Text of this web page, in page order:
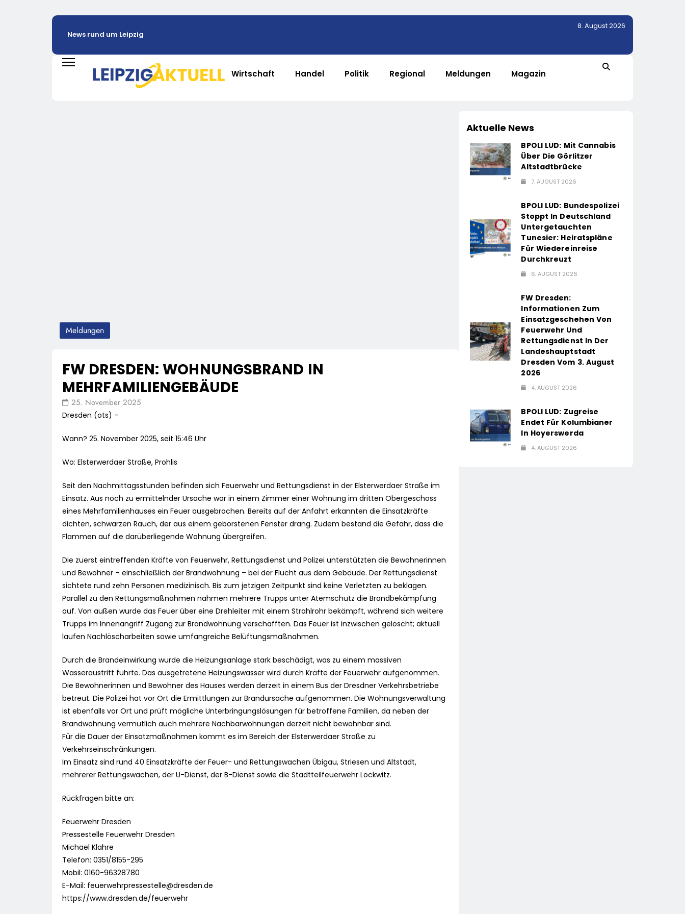
News rund um Leipzig
8. August 2026
Wirtschaft Handel Politik Regional Meldungen Magazin
Meldungen
FW DRESDEN: WOHNUNGSBRAND IN
MEHRFAMILIENGEBÄUDE
25. November 2025
Dresden (ots) –
Wann? 25. November 2025, seit 15:46 Uhr
Wo: Elsterwerdaer Straße, Prohlis
Seit den Nachmittagsstunden befinden sich Feuerwehr und Rettungsdienst in der Elsterwerdaer Straße im
Einsatz. Aus noch zu ermittelnder Ursache war in einem Zimmer einer Wohnung im dritten Obergeschoss
eines Mehrfamilienhauses ein Feuer ausgebrochen. Bereits auf der Anfahrt erkannten die Einsatzkräfte
dichten, schwarzen Rauch, der aus einem geborstenen Fenster drang. Zudem bestand die Gefahr, dass die
Flammen auf die darüberliegende Wohnung übergreifen.
Die zuerst eintreffenden Kräfte von Feuerwehr, Rettungsdienst und Polizei unterstützten die Bewohnerinnen
und Bewohner – einschließlich der Brandwohnung – bei der Flucht aus dem Gebäude. Der Rettungsdienst
sichtete rund zehn Personen medizinisch. Bis zum jetzigen Zeitpunkt sind keine Verletzten zu beklagen.
Parallel zu den Rettungsmaßnahmen nahmen mehrere Trupps unter Atemschutz die Brandbekämpfung
auf. Von außen wurde das Feuer über eine Drehleiter mit einem Strahlrohr bekämpft, während sich weitere
Trupps im Innenangriff Zugang zur Brandwohnung verschafften. Das Feuer ist inzwischen gelöscht; aktuell
laufen Nachlöscharbeiten sowie umfangreiche Belüftungsmaßnahmen.
Durch die Brandeinwirkung wurde die Heizungsanlage stark beschädigt, was zu einem massiven
Wasseraustritt führte. Das ausgetretene Heizungswasser wird durch Kräfte der Feuerwehr aufgenommen.
Die Bewohnerinnen und Bewohner des Hauses werden derzeit in einem Bus der Dresdner Verkehrsbetriebe
betreut. Die Polizei hat vor Ort die Ermittlungen zur Brandursache aufgenommen. Die Wohnungsverwaltung
ist ebenfalls vor Ort und prüft mögliche Unterbringungslösungen für betroffene Familien, da neben der
Brandwohnung vermutlich auch mehrere Nachbarwohnungen derzeit nicht bewohnbar sind.
Für die Dauer der Einsatzmaßnahmen kommt es im Bereich der Elsterwerdaer Straße zu
Verkehrseinschränkungen.
Im Einsatz sind rund 40 Einsatzkräfte der Feuer- und Rettungswachen Übigau, Striesen und Altstadt,
mehrerer Rettungswachen, der U-Dienst, der B-Dienst sowie die Stadtteilfeuerwehr Lockwitz.
Rückfragen bitte an:
Feuerwehr Dresden
Pressestelle Feuerwehr Dresden
Michael Klahre
Telefon: 0351/8155-295
Mobil: 0160-96328780
E-Mail: feuerwehrpressestelle@dresden.de
https://www.dresden.de/feuerwehr
Aktuelle News
BPOLI LUD: Mit Cannabis
Über Die Görlitzer
Altstadtbrücke
7. AUGUST 2026
BPOLI LUD: Bundespolizei
Stoppt In Deutschland
Untergetauchten
Tunesier: Heiratspläne
Für Wiedereinreise
Durchkreuzt
6. AUGUST 2026
FW Dresden:
Informationen Zum
Einsatzgeschehen Von
Feuerwehr Und
Rettungsdienst In Der
Landeshauptstadt
Dresden Vom 3. August
2026
4. AUGUST 2026
BPOLI LUD: Zugreise
Endet Für Kolumbianer
In Hoyerswerda
4. AUGUST 2026